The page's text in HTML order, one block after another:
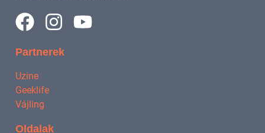
Partnerek
Uzine
Geeklife
Vájling
Oldalak